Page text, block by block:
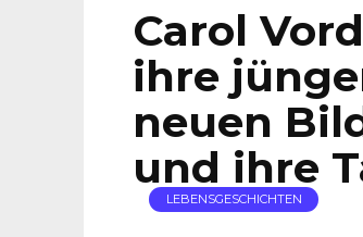
Carol
ihre
neuen
und ihre
LEBENSGESCHICHTEN